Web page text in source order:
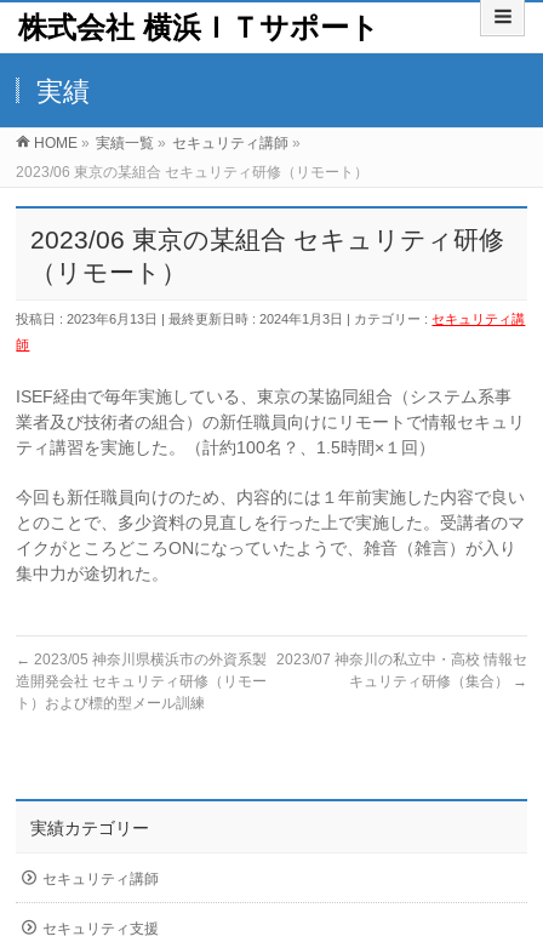
株式会社 横浜ＩＴサポート
実績
HOME » 実績一覧 » セキュリティ講師 »
2023/06 東京の某組合 セキュリティ研修（リモート）
2023/06 東京の某組合 セキュリティ研修
（リモート）
投稿日 : 2023年6月13日 最終更新日時 : 2024年1月3日 カテゴリー :セキュリティ講
師
ISEF経由で毎年実施している、東京の某協同組合（システム系事
業者及び技術者の組合）の新任職員向けにリモートで情報セキュリ
ティ講習を実施した。（計約100名？、1.5時間×１回）
今回も新任職員向けのため、内容的には１年前実施した内容で良い
とのことで、多少資料の見直しを行った上で実施した。受講者のマ
イクがところどころONになっていたようで、雑音（雑言）が入り
集中力が途切れた。
← 2023/05 神奈川県横浜市の外資系製
造開発会社 セキュリティ研修（リモー
ト）および標的型メール訓練
2023/07 神奈川の私立中・高校 情報セ
キュリティ研修（集合）
→
実績カテゴリー
セキュリティ講師
セキュリティ支援